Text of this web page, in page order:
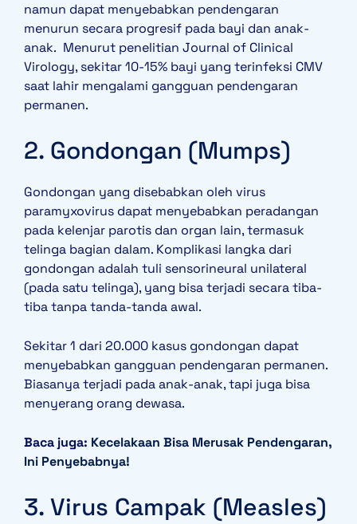
namun dapat menyebabkan pendengaran
menurun secara progresif pada bayi dan anak-
anak. Menurut penelitian Journal of Clinical
Virology, sekitar 10-15% bayi yang terinfeksi CMV
saat lahir mengalami gangguan pendengaran
permanen.
2. Gondongan (Mumps)
Gondongan yang disebabkan oleh virus
paramyxovirus dapat menyebabkan peradangan
pada kelenjar parotis dan organ lain, termasuk
telinga bagian dalam. Komplikasi langka dari
gondongan adalah tuli sensorineural unilateral
(pada satu telinga), yang bisa terjadi secara tiba-
tiba tanpa tanda-tanda awal.
Sekitar 1 dari 20.000 kasus gondongan dapat
menyebabkan gangguan pendengaran permanen.
Biasanya terjadi pada anak-anak, tapi juga bisa
menyerang orang dewasa.
Baca juga: Kecelakaan Bisa Merusak Pendengaran,
Ini Penyebabnya!
3. Virus Campak (Measles)